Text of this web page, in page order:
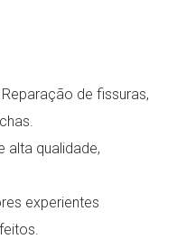
Reparação de fissuras,
alta qualidade,
experientes